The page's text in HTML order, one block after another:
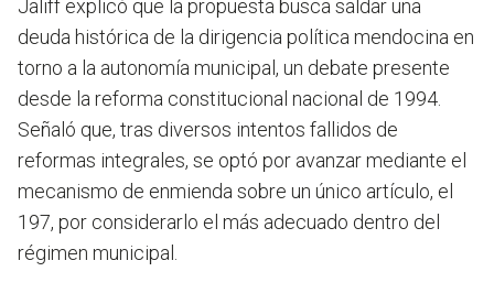
Jaliff explicó que la propuesta busca saldar una
deuda histórica de la dirigencia política mendocina en
torno a la autonomía municipal, un debate presente
desde la reforma constitucional nacional de 1994.
Señaló que, tras diversos intentos fallidos de
reformas integrales, se optó por avanzar mediante el
mecanismo de enmienda sobre un único artículo, el
197, por considerarlo el más adecuado dentro del
régimen municipal.